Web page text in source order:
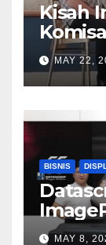
Kisah
MAY 22,
BISNIS
Series
MAY 8,